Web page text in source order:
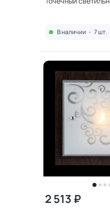
В наличии • 7 шт.
2 513 ₽